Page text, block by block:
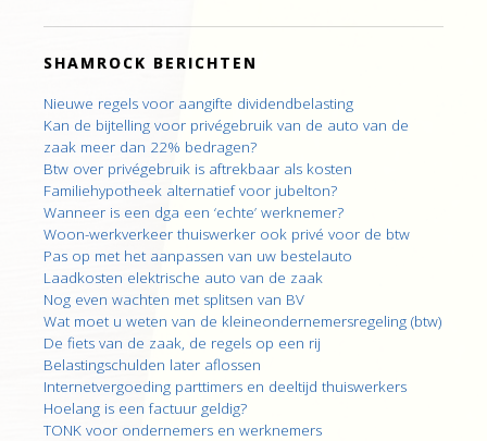
SHAMROCK BERICHTEN
Nieuwe regels voor aangifte dividendbelasting
Kan de bijtelling voor privégebruik van de auto van de
zaak meer dan 22% bedragen?
Btw over privégebruik is aftrekbaar als kosten
Familiehypotheek alternatief voor jubelton?
Wanneer is een dga een ‘echte’ werknemer?
Woon-werkverkeer thuiswerker ook privé voor de btw
Pas op met het aanpassen van uw bestelauto
Laadkosten elektrische auto van de zaak
Nog even wachten met splitsen van BV
Wat moet u weten van de kleineondernemersregeling (btw)
De fiets van de zaak, de regels op een rij
Belastingschulden later aflossen
Internetvergoeding parttimers en deeltijd thuiswerkers
Hoelang is een factuur geldig?
TONK voor ondernemers en werknemers